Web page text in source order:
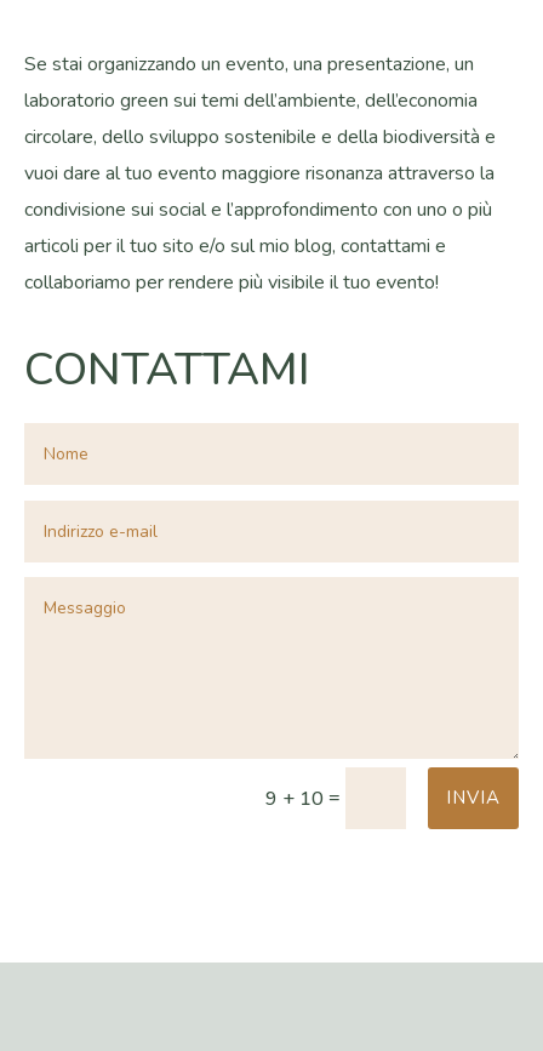
Se stai organizzando un evento, una presentazione, un
laboratorio green sui temi dell’ambiente, dell’economia
circolare, dello sviluppo sostenibile e della biodiversità e
vuoi dare al tuo evento maggiore risonanza attraverso la
condivisione sui social e l’approfondimento con uno o più
articoli per il tuo sito e/o sul mio blog, contattami e
collaboriamo per rendere più visibile il tuo evento!
CONTATTAMI
9 + 10= INVIA